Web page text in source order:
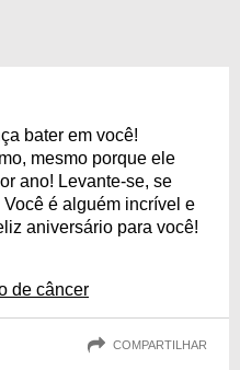
bater em você!
mesmo porque ele
ano! Levante-se, se
é alguém incrível e
aniversário para você!
de câncer
COMPARTILHAR